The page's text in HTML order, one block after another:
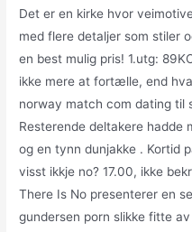
Det er en kirke hvor
med flere detaljer som stiler
en best mulig pris! ​​1.utg:
ikke mere at fortælle, end
norway match com dating til
Resterende deltakere
og en tynn dunjakke . Kortid
visst ikkje no? 17.00, ikke
There Is No presenterer en
gundersen porn slikke fitte